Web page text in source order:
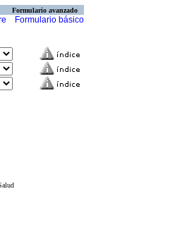
Formulario avanzado
Formulario básico